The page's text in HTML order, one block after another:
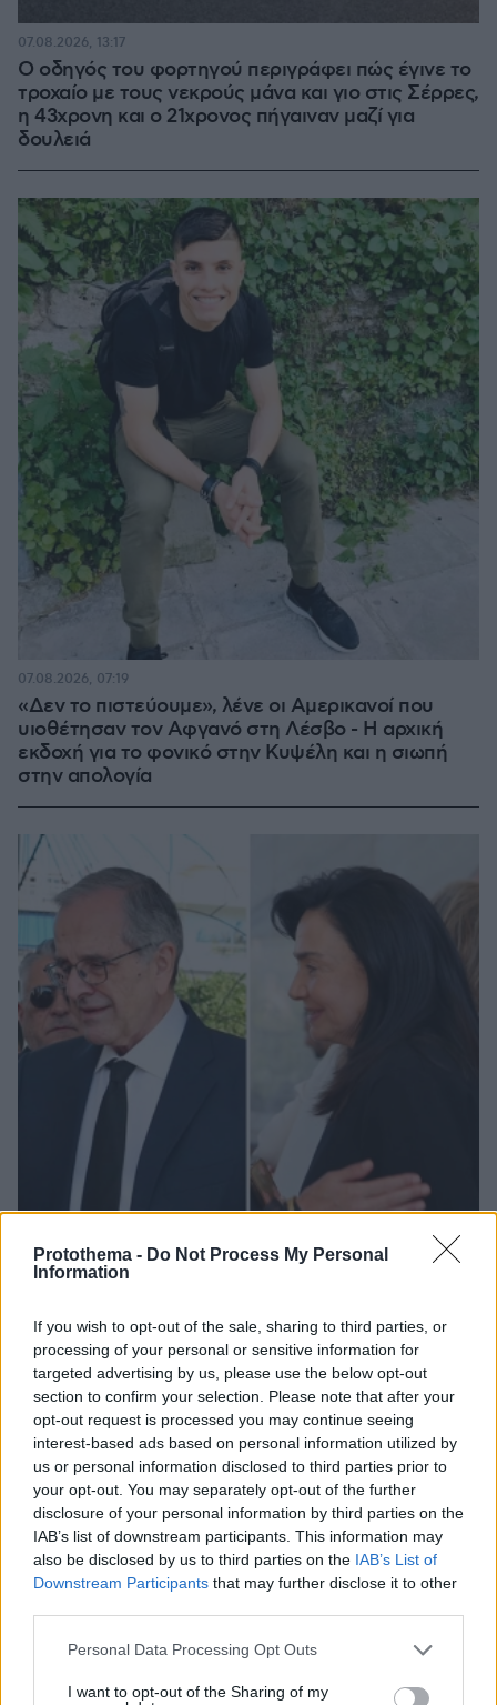
Protothema - Do Not Process My Personal
Information
If you wish to opt-out of the sale, sharing to third parties, or
processing of your personal or sensitive information for
targeted advertising by us, please use the below opt-out
section to confirm your selection. Please note that after your
opt-out request is processed you may continue seeing
interest-based ads based on personal information utilized by
us or personal information disclosed to third parties prior to
your opt-out. You may separately opt-out of the further
disclosure of your personal information by third parties on the
IAB’s list of downstream participants. This information may
also be disclosed by us to third parties on the IAB’s List of
Downstream Participants that may further disclose it to other
Please note that this website/app uses one or more Google
not limited to your visit or usage behaviour. You may click to
Personal Data Processing Opt Outs
I want to opt-out of the Sharing of my
Ο οδηγός του φορτηγού περιγράφει πώς έγινε το
τροχαίο με τους νεκρούς μάνα και γιο στις Σέρρες,
η 43χρονη και ο 21χρονος πήγαιναν μαζί για
δουλειά
07.08.2026, 13:17
«Δεν το πιστεύουμε», λένε οι Αμερικανοί που
υιοθέτησαν τον Αφγανό στη Λέσβο - Η αρχική
εκδοχή για το φονικό στην Κυψέλη και η σιωπή
στην απολογία
07.08.2026, 07:19
Στο Α΄ Νεκροταφείο το μνημόσυνο για τον έναν
χρόνο από τον θάνατο της Λένας Σαμαρά
Συνελήφθη στη Γερμανία 31χρονος
για δολοφονίες μελών της Greek
Mafia, κατηγορείται και για την
εκτέλεση με 97 σφαίρες του Βαγγέλη
Ζαμπούνη
07.08.2026, 10:33 37
καταδικάστηκε ο 55χρονος στον
κίνητρά μου, είχα την ανάγκη να τον